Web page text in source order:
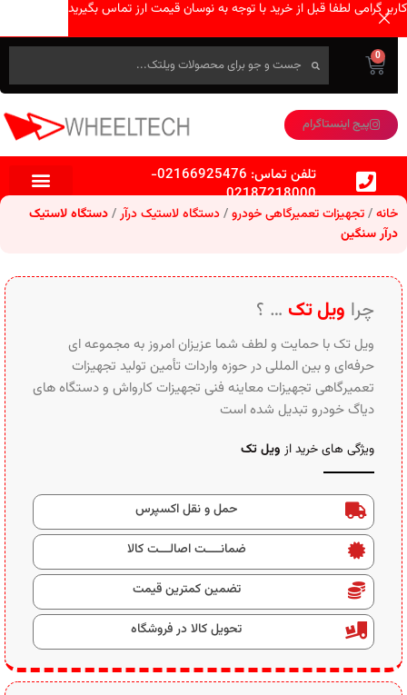
0
پیج اینستاگرام
تلفن تماس: 02166925476
-
02187218000
خانه تجهیزات تعمیرگاهی خودرو دستگاه لاستیک درآر دستگاه لاستیک
درآر سنگین
چرا ویل تک … ؟
ویل تک با حمایت و لطف شما عزیزان امروز به مجموعه ای
حرفه‌ای و بین‌ المللی در حوزه واردات تأمین تولید تجهیزات
تعمیرگاهی تجهیزات معاینه فنی تجهیزات کارواش و دستگاه های
دیاگ خودرو تبدیل شده است
ویژگی های خرید از ویل تک
حمل و نقل اکسپرس
ضمانــــت اصالـــت کالا
تضمین کمترین قیمت
تحویل کالا در فروشگاه
کاربر گرامی لطفا قبل از خرید با توجه به نوسان قیمت ارز تماس بگیرید